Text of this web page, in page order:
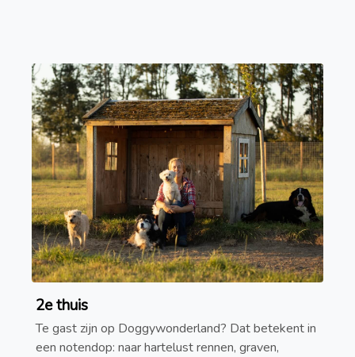
2e thuis
Te gast zijn op Doggywonderland? Dat betekent in
een notendop: naar hartelust rennen, graven,